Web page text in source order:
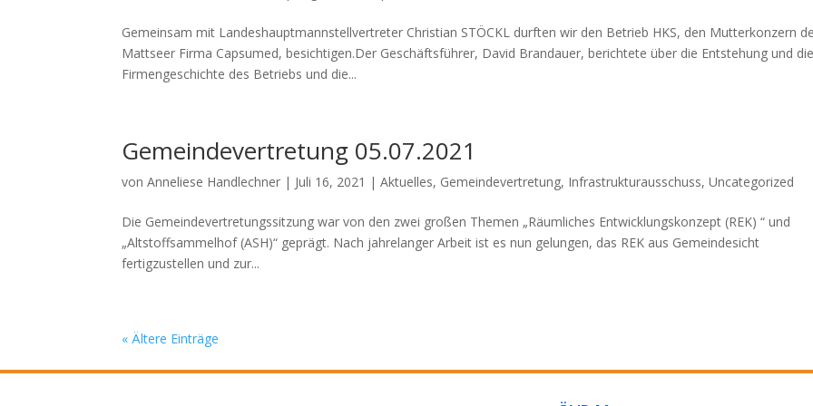
Gemeinsam mit Landeshauptmannstellvertreter Christian STÖCKL durften wir den Betrieb HKS, den Mutterkonzern
Mattseer Firma Capsumed, besichtigen.Der Geschäftsführer, David Brandauer, berichtete über die Entstehung und
Firmengeschichte des Betriebs und die...
Gemeindevertretung 05.07.2021
vonAnneliese Handlechner | Juli 16, 2021 |Aktuelles, Gemeindevertretung, Infrastrukturausschuss,Uncategorized
Die Gemeindevertretungssitzung war von den zwei großen Themen „Räumliches Entwicklungskonzept (REK) “ und
„Altstoffsammelhof (ASH)“ geprägt. Nach jahrelanger Arbeit ist es nun gelungen, das REK aus Gemeindesicht
fertigzustellen und zur...
« Ältere Einträge